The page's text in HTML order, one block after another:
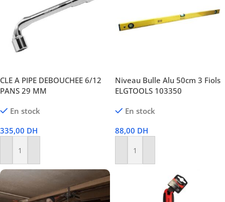
CLE A PIPE DEBOUCHEE 6/12
PANS 29 MM
En stock
335,00 DH
Ajouter Au Panier
Niveau Bulle Alu 50cm 3 Fiols
ELGTOOLS 103350
En stock
88,00 DH
Ajouter Au Panier